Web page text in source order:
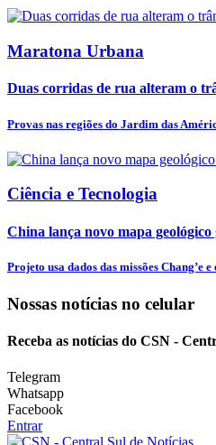
Maratona Urbana
Duas corridas de rua alteram o
Provas nas regiões do Jardim das
Ciência e Tecnologia
China lança novo mapa
Projeto usa dados das missões Chang’e
Nossas notícias no celular
Receba as notícias do CSN -
Telegram
Whatsapp
Facebook
Entrar